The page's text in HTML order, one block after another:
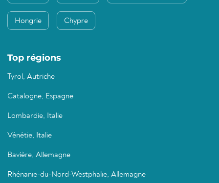
Hongrie Chypre
Top régions
Tyrol, Autriche
Catalogne, Espagne
Lombardie, Italie
Vénétie, Italie
Bavière, Allemagne
Rhénanie-du-Nord-Westphalie, Allemagne